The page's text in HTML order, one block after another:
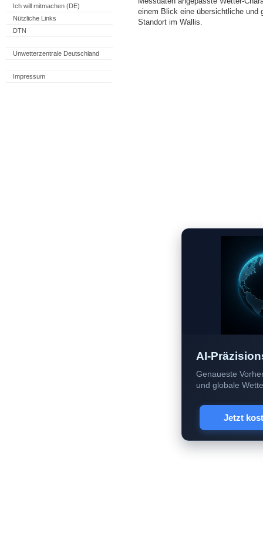
Ich will mitmachen (DE)
Nützliche Links
DTN
Unwetterzentrale Deutschland
Impressum
einem Blick eine übersichtliche und
Standort im Wallis.
AI-
Genaueste
und globale
Jetzt